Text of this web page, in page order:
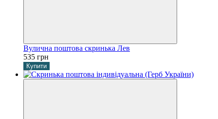
Вулична поштова скринька Лев
535 грн
Купити